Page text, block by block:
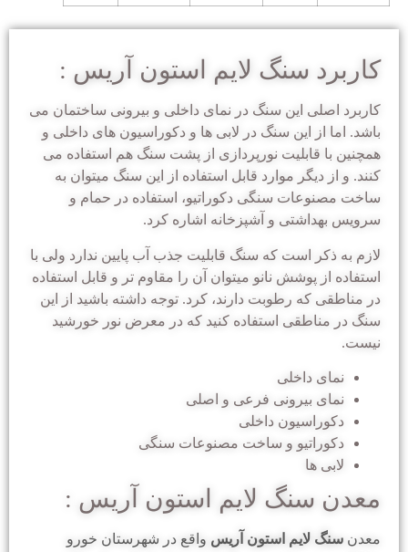
کاربرد سنگ لایم استون آریس :
کاربرد اصلی این سنگ در نمای داخلی و بیرونی ساختمان می
باشد. اما از این سنگ در لابی ها و دکوراسیون های داخلی و
همچنین با قابلیت نورپردازی از پشت سنگ هم استفاده می
کنند. و از دیگر موارد قابل استفاده از این سنگ میتوان به
ساخت مصنوعات سنگی دکوراتیو، استفاده در حمام و
سرویس بهداشتی و آشپزخانه اشاره کرد.
لازم به ذکر است که سنگ قابلیت جذب آب پایین ندارد ولی با
استفاده از پوشش نانو میتوان آن را مقاوم تر و قابل استفاده
در مناطقی که رطوبت دارند، کرد. توجه داشته باشید از این
سنگ در مناطقی استفاده کنید که در معرض نور خورشید
نیست.
نمای داخلی
نمای بیرونی فرعی و اصلی
دکوراسیون داخلی
دکوراتیو و ساخت مصنوعات سنگی
لابی ها
معدن سنگ لایم استون آریس :
معدن سنگ لایم استون آریس واقع در شهرستان خورو